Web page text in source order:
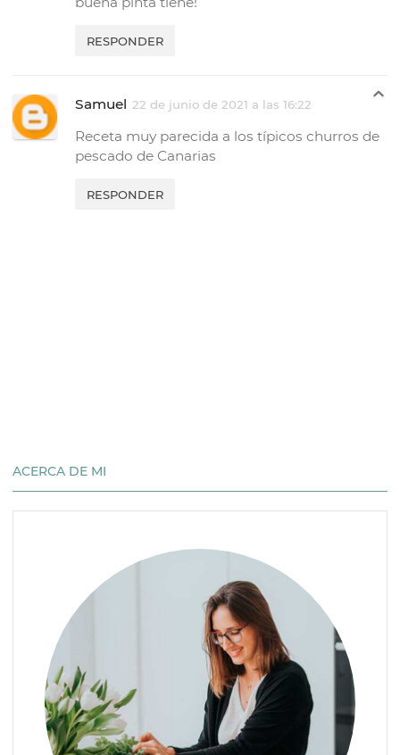
RESPONDER
Samuel 22 de junio de 2021 a las 16:22
Receta muy parecida a los típicos churros de
pescado de Canarias
RESPONDER
ACERCA DE MI